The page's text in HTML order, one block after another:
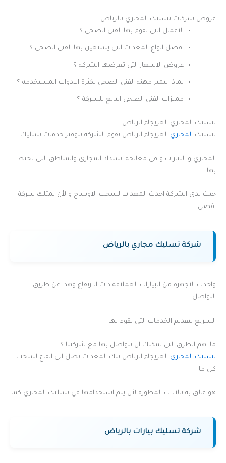
عروض شركات تسليك المجاري بالرياض
الاعمال التى يقوم بها الفنى الصحى ؟
افضل انواع المعدات التى يستعين بها الفنى الصحى ؟
عروض الاسعار التى تعرضها الشركه ؟
لماذا تتميز مهنه الفنى الصحى بكثرة الادوات المستخدمه ؟
مميزات الفنى الصحى التابع للشركة ؟
تسليك المجاري العريجاء الرياض
تسليك المجاري العريجاء الرياض تقوم الشركة بتوفير خدمات تسليك
المجاري و البيارات و في معالجة انسداد المجاري والمناطق التي تحيط
بها
حيث لدي الشركة احدث المعدات لسحب الاوساخ و لأن تمتلك شركة
افضل
شركة تسليك مجاري بالرياض
واحدث الاجهزة من البيارات العملاقة ذات الارتفاع وهذا عن طريق
التواصل
السريع لتقديم الخدمات التي نقوم بها
ما اهم الطرق التى يمكنك ان تتواصل بها مع شركتنا ؟
تسليك المجاري العريجاء الرياض تلك المعدات تصل الي القاع لسحب
كل ما
هو عالق به بالالات المطورة لأن يتم استخدامها في تسليك المجاري كما
شركة تسليك بيارات بالرياض